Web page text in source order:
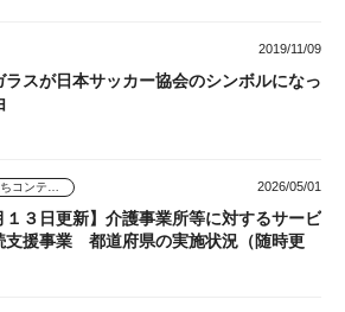
2019/11/09
ラスが日本サッカー協会のシンボルになっ
お役立ちコンテンツ 2026/05/01
１３日更新】介護事業所等に対するサービ
支援事業 都道府県の実施状況（随時更